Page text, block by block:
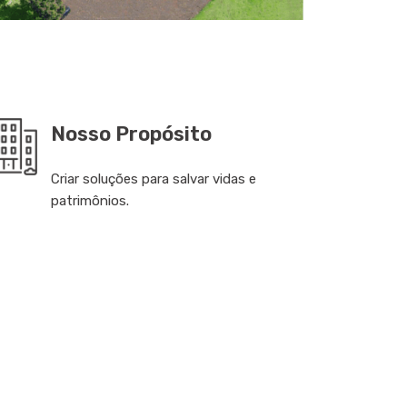
Nosso Propósito
Criar soluções para salvar vidas e
patrimônios.